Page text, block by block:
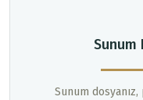
Sunum
Sunum